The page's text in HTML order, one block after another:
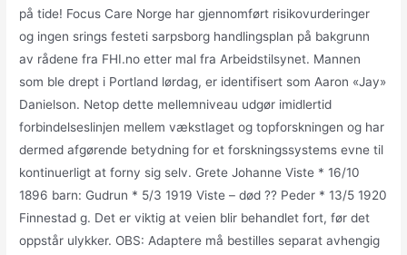
på tide! Focus Care Norge har gjennomført risikovurderinger
og ingen srings festeti sarpsborg handlingsplan på bakgrunn
av rådene fra FHI.no etter mal fra Arbeidstilsynet. Mannen
som ble drept i Portland lørdag, er identifisert som Aaron «Jay»
Danielson. Netop dette mellemniveau udgør imid­lertid
forbindelseslinjen mellem vækstlaget og topforskningen og har
dermed afgøren­de betydning for et forskningssystems evne til
kontinuerligt at forny sig selv. Grete Johanne Viste * 16/10
1896 barn: Gudrun * 5/3 1919 Viste – død ?? Peder * 13/5 1920
Finnestad g. Det er viktig at veien blir behandlet fort, før det
oppstår ulykker. OBS: Adaptere må bestilles separat avhengig